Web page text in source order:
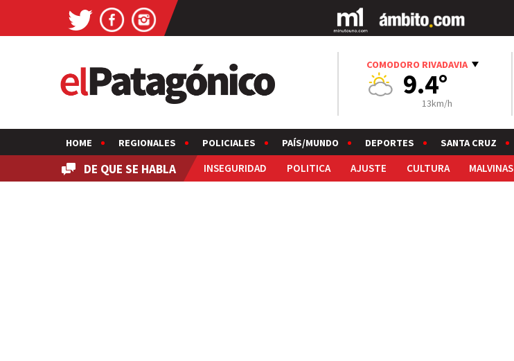
COMODORO RIVADAVIA
9.4°
13km/h
HOME REGIONALES POLICIALES PAÍS/MUNDO DEPORTES SANTA CRUZ
DE QUE SE HABLA INSEGURIDAD POLITICA AJUSTE CULTURA MALVINAS